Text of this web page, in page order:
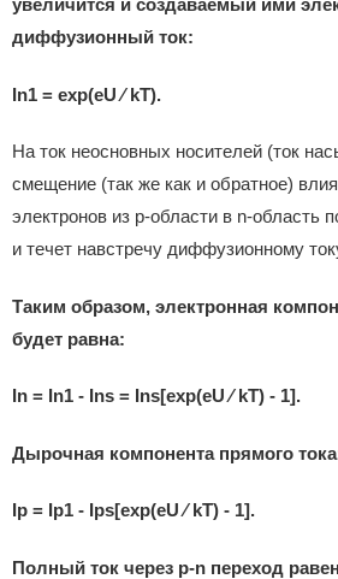
увеличится и создаваемый ими
диффузионный ток:
In1 = exp(eU ⁄ kT).
На ток неосновных носителей (ток
смещение (так же как и обратное)
электронов из p-области в n-область
и течет навстречу диффузионному
Таким образом, электронная
будет равна:
In = In1 - Ins = Ins[exp(eU ⁄ kT) - 1].
Дырочная компонента прямого
Ip = Ip1 - Ips[exp(eU ⁄ kT) - 1].
Полный ток через p-n переход